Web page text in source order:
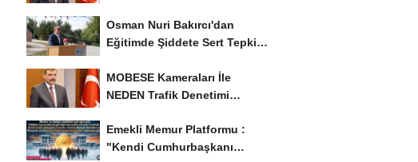
Osman Nuri Bakırcı'dan
Eğitimde Şiddete Sert Tepki:
MOBESE Kameraları İle
NEDEN Trafik Denetimi
Emekli Memur Platformu :
"Kendi Cumhurbaşkanı